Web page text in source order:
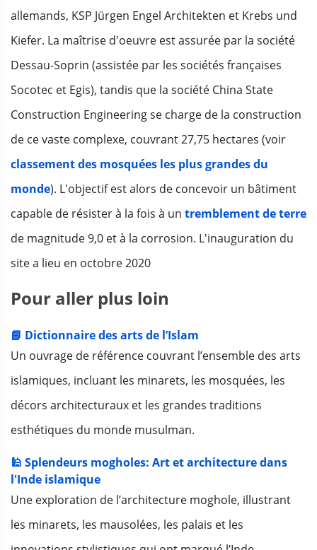
allemands, KSP Jürgen Engel Architekten et Krebs und
Kiefer. La maîtrise d'oeuvre est assurée par la société
Dessau-Soprin (assistée par les sociétés françaises
Socotec et Egis), tandis que la société China State
Construction Engineering se charge de la construction
de ce vaste complexe, couvrant 27,75 hectares (voir
classement des mosquées les plus grandes du
monde). L'objectif est alors de concevoir un bâtiment
capable de résister à la fois à un tremblement de terre
de magnitude 9,0 et à la corrosion. L'inauguration du
site a lieu en octobre 2020
Pour aller plus loin
📘 Dictionnaire des arts de l’Islam
Un ouvrage de référence couvrant l’ensemble des arts
islamiques, incluant les minarets, les mosquées, les
décors architecturaux et les grandes traditions
esthétiques du monde musulman.
🕌 Splendeurs mogholes: Art et architecture dans
l'Inde islamique
Une exploration de l’architecture moghole, illustrant
les minarets, les mausolées, les palais et les